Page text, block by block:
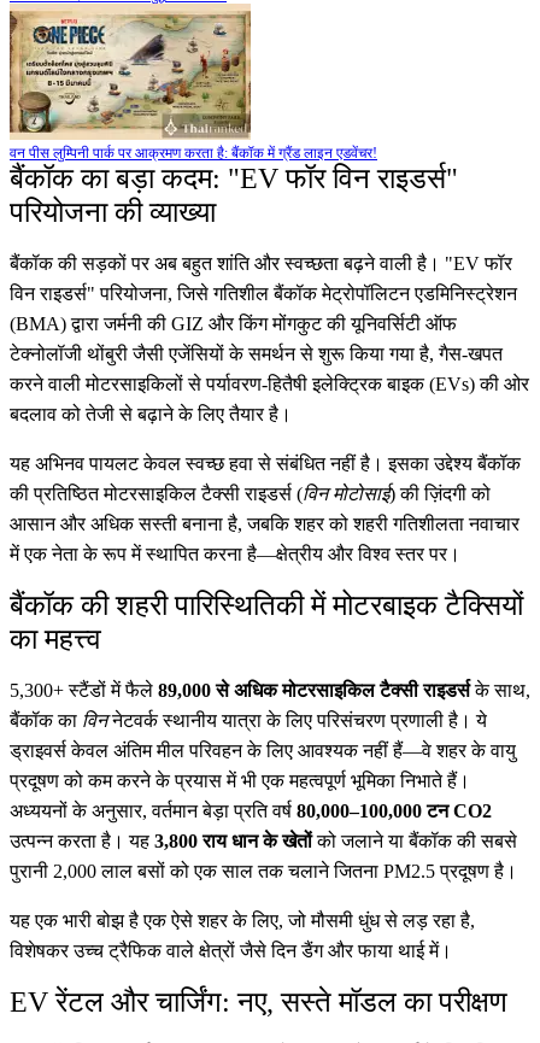
वन पीस लुम्पिनी पार्क पर आक्रमण करता है: बैंकॉक में ग्रैंड लाइन एडवेंचर!
बैंकॉक का बड़ा कदम: "EV फॉर विन राइडर्स"
परियोजना की व्याख्या
बैंकॉक की सड़कों पर अब बहुत शांति और स्वच्छता बढ़ने वाली है। "EV फॉर
विन राइडर्स" परियोजना, जिसे गतिशील बैंकॉक मेट्रोपॉलिटन एडमिनिस्ट्रेशन
(BMA) द्वारा जर्मनी की GIZ और किंग मोंगकुट की यूनिवर्सिटी ऑफ
टेक्नोलॉजी थोंबुरी जैसी एजेंसियों के समर्थन से शुरू किया गया है, गैस-खपत
करने वाली मोटरसाइकिलों से पर्यावरण-हितैषी इलेक्ट्रिक बाइक (EVs) की ओर
बदलाव को तेजी से बढ़ाने के लिए तैयार है।
यह अभिनव पायलट केवल स्वच्छ हवा से संबंधित नहीं है। इसका उद्देश्य बैंकॉक
की प्रतिष्ठित मोटरसाइकिल टैक्सी राइडर्स (विन मोटोसाई) की ज़िंदगी को
आसान और अधिक सस्ती बनाना है, जबकि शहर को शहरी गतिशीलता नवाचार
में एक नेता के रूप में स्थापित करना है—क्षेत्रीय और विश्व स्तर पर।
बैंकॉक की शहरी पारिस्थितिकी में मोटरबाइक टैक्सियों
का महत्त्व
5,300+ स्टैंडों में फैले 89,000 से अधिक मोटरसाइकिल टैक्सी राइडर्सके साथ,
बैंकॉक का विननेटवर्क स्थानीय यात्रा के लिए परिसंचरण प्रणाली है। ये
ड्राइवर्स केवल अंतिम मील परिवहन के लिए आवश्यक नहीं हैं—वे शहर के वायु
प्रदूषण को कम करने के प्रयास में भी एक महत्वपूर्ण भूमिका निभाते हैं।
अध्ययनों के अनुसार, वर्तमान बेड़ा प्रति वर्ष 80,000–100,000 टन CO2
उत्पन्न करता है। यह 3,800 राय धान के खेतोंको जलाने या बैंकॉक की सबसे
पुरानी 2,000 लाल बसों को एक साल तक चलाने जितना PM2.5 प्रदूषण है।
यह एक भारी बोझ है एक ऐसे शहर के लिए, जो मौसमी धुंध से लड़ रहा है,
विशेषकर उच्च ट्रैफिक वाले क्षेत्रों जैसे दिन डैंग और फाया थाई में।
EV रेंटल और चार्जिंग: नए, सस्ते मॉडल का परीक्षण